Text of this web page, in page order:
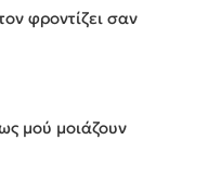
φροντίζει σαν
μού μοιάζουν